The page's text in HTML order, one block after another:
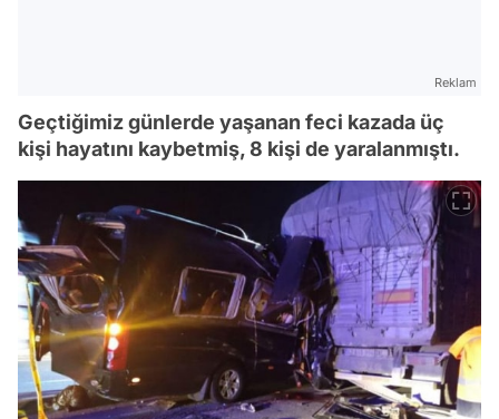
Reklam
Geçtiğimiz günlerde yaşanan feci kazada üç
kişi hayatını kaybetmiş, 8 kişi de yaralanmıştı.